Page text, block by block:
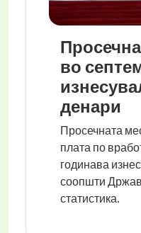
во
денари
Просечната
плата по
годинава
соопшти
статистика.